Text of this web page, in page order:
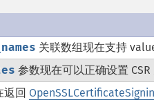
关联数组现在支持
参数现在可以正确设置
返回